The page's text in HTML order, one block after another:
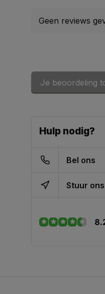
Geen reviews
Je beoordeling
Hulp nodig?
Bel ons
Stuur